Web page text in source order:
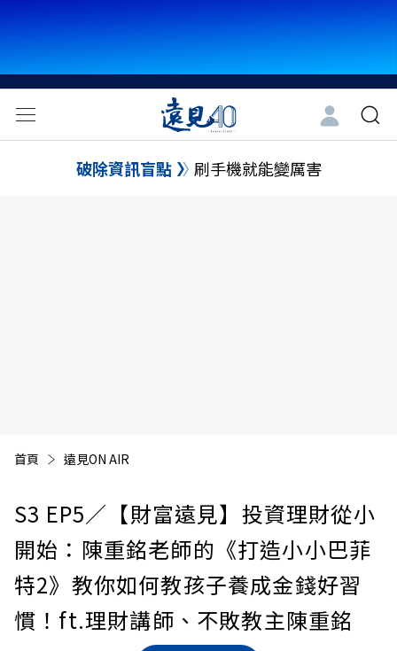
破除資訊盲點 刷手機就能變厲害
首頁 遠見ON AIR
S3 EP5／【財富遠見】投資理財從小
開始：陳重銘老師的《打造小小巴菲
特2》教你如何教孩子養成金錢好習
慣！ft.理財講師、不敗教主陳重銘